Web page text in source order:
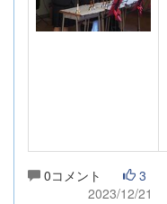
0コメント
3
2023/12/21